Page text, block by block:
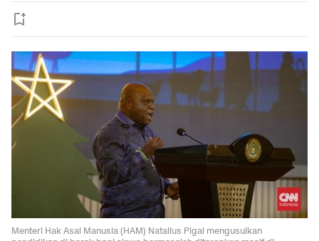
Menteri Hak Asai Manusia (HAM) Natalius Pigai mengusulkan